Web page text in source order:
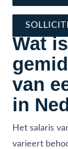
Wat
van
in
Het salaris
varieert